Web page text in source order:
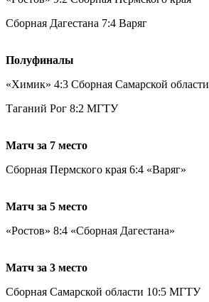
Сборная Дагестана 7:4 Варяг
Полуфиналы
«Химик» 4:3 Сборная Самарской области
Таганий Рог 8:2 МГТУ
Матч за 7 место
Сборная Пермского края 6:4 «Варяг»
Матч за 5 место
«Ростов» 8:4 «Сборная Дагестана»
Матч за 3 место
Сборная Самарской области 10:5 МГТУ